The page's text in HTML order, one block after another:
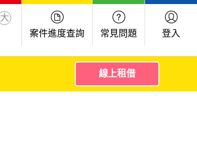
大
案件進度查詢 常見問題 登入
線上租借